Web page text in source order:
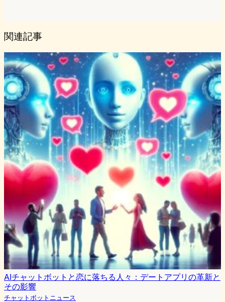
関連記事
AIチャットボットと恋に落ちる人々：デートアプリの革新と
その影響
チャットボットニュース